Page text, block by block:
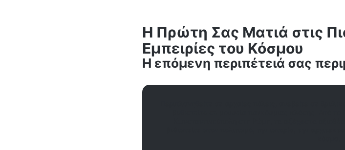
Η Πρώτη Σας Ματιά στις
Εμπειρίες του Κόσμου
Η επόμενη περιπέτειά σας